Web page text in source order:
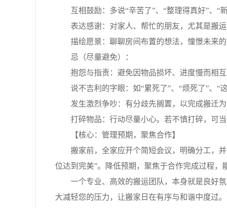
互相鼓励：多说“辛苦了”、“整理得真好”、“新
表达感谢：对家人、帮忙的朋友，尤其是搬运
描绘愿景：聊聊房间布置的想法，憧憬未来的
忌（尽量避免）：
抱怨与指责：避免因物品损坏、进度慢而相互
说不吉利的字眼：如“累死了”、“烦死了”、“这
发生激烈争吵：有分歧先搁置，以完成搬迁为
打碎物品：行动尽量小心。若不慎打碎，可当
【核心：管理预期，聚焦合作】
搬家前，全家应开个简短会议，明确分工，并
位达到完美”。降低预期，聚焦于合作完成过程，
一个专业、高效的搬运团队，本身就是良好氛
大减轻您的压力，让搬家日在有序与和谐中度过